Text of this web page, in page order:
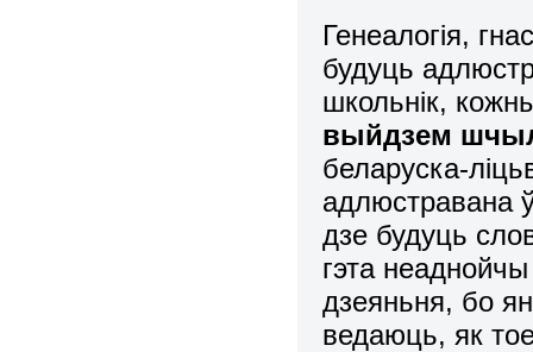
Генеалогія,
будуць
школьнік,
выйдзем
беларуска-
адлюстравана
дзе будуць
гэта
дзеяньня, бо
ведаюць, як